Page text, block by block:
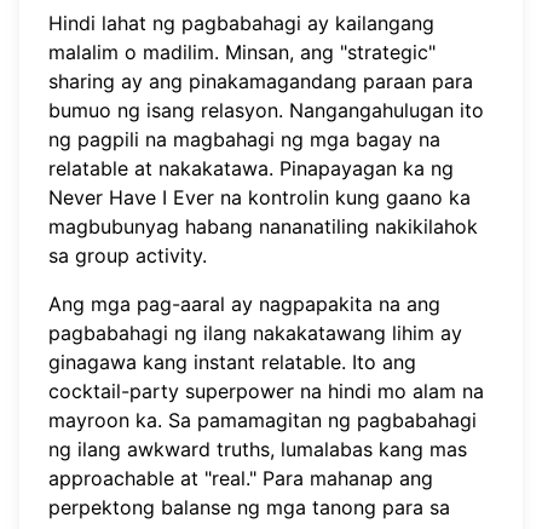
Hindi lahat ng pagbabahagi ay kailangang
malalim o madilim. Minsan, ang "strategic"
sharing ay ang pinakamagandang paraan para
bumuo ng isang relasyon. Nangangahulugan ito
ng pagpili na magbahagi ng mga bagay na
relatable at nakakatawa. Pinapayagan ka ng
Never Have I Ever na kontrolin kung gaano ka
magbubunyag habang nananatiling nakikilahok
sa group activity.
Ang mga pag-aaral ay nagpapakita na ang
pagbabahagi ng ilang nakakatawang lihim ay
ginagawa kang instant relatable. Ito ang
cocktail-party superpower na hindi mo alam na
mayroon ka. Sa pamamagitan ng pagbabahagi
ng ilang awkward truths, lumalabas kang mas
approachable at "real." Para mahanap ang
perpektong balanse ng mga tanong para sa